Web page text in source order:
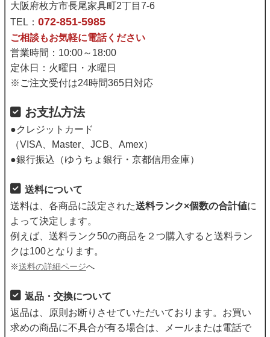
大阪府枚方市長尾家具町2丁目7-6
TEL： 072-851-5985
ご相談もお気軽に電話ください
営業時間：10:00～18:00
定休日：火曜日・水曜日
※ご注文受付は24時間365日対応
お支払方法
●クレジットカード
（VISA、Master、JCB、Amex）
●銀行振込（ゆうちょ銀行・京都信用金庫）
送料について
送料は、各商品に設定された送料ランク×個数の合計値に
よって決定します。
例えば、送料ランク50の商品を２つ購入すると送料ラン
クは100となります。
※送料の詳細ページへ
返品・交換について
返品は、原則お断りさせていただいております。お買い
求めの商品に不具合が有る場合は、メールまたは電話で